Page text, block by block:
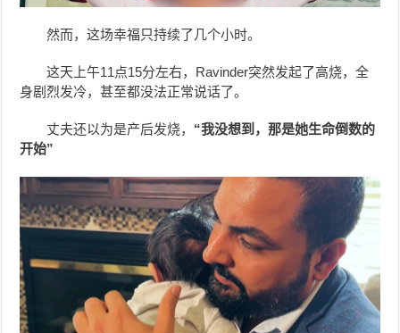
然而，这场幸福只持续了几个小时。
这天上午11点15分左右，Ravinder突然发起了高烧，全
身剧烈发冷，甚至都没法正常说话了。
丈夫还以为是产后发烧， “我没想到，那是她生命倒数的
开始”